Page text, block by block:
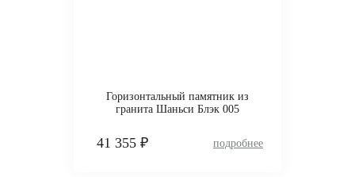
Горизонтальный памятник из
гранита Шаньси Блэк 005
41 355 ₽